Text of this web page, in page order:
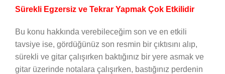
Sürekli Egzersiz ve Tekrar Yapmak Çok Etkilidir
Bu konu hakkında verebileceğim son ve en etkili
tavsiye ise, gördüğünüz son resmin bir çıktısını alıp,
sürekli ve gitar çalışırken baktığınız bir yere asmak ve
gitar üzerinde notalara çalışırken, bastığınız perdenin